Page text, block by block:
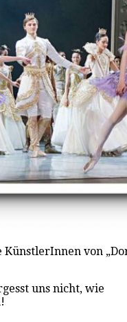
von
uns nicht, wie